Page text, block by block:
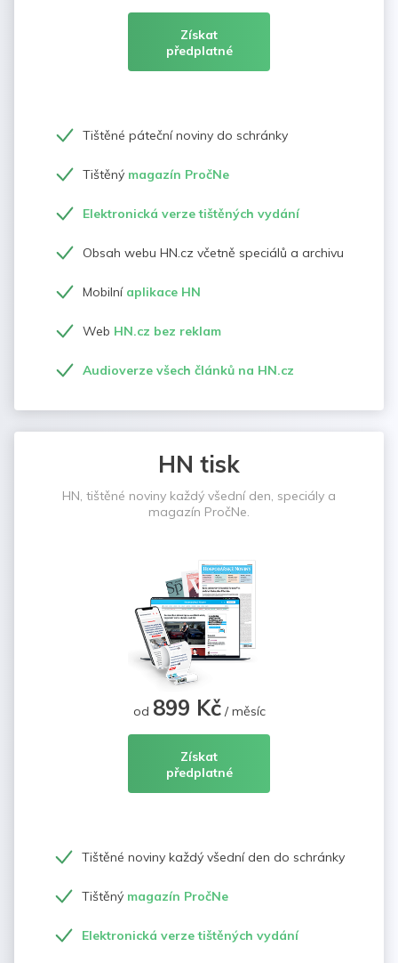
Získat
předplatné
Tištěné páteční noviny do schránky
Tištěný magazín PročNe
Elektronická verze tištěných vydání
Obsah webu HN.cz včetně speciálů a archivu
Mobilní aplikace HN
Web HN.cz bez reklam
Audioverze všech článků na HN.cz
HN tisk
HN, tištěné noviny každý všední den, speciály a
magazín PročNe.
od 899 Kč/ měsíc
Získat
předplatné
Tištěné noviny každý všední den do schránky
Tištěný magazín PročNe
Elektronická verze tištěných vydání